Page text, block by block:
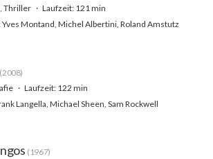
Thriller
Laufzeit: 121 min
Yves Montand, Michel Albertini, Roland Amstutz
(2008)
Laufzeit: 122 min
Langella, Michael Sheen, Sam Rockwell
(1967)